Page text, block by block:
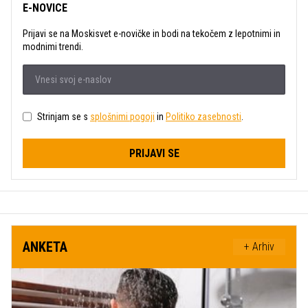
E-NOVICE
Prijavi se na Moskisvet e-novičke in bodi na tekočem z lepotnimi in
modnimi trendi.
Strinjam se s splošnimi pogoji in Politiko zasebnosti
PRIJAVI SE
ANKETA + Arhiv